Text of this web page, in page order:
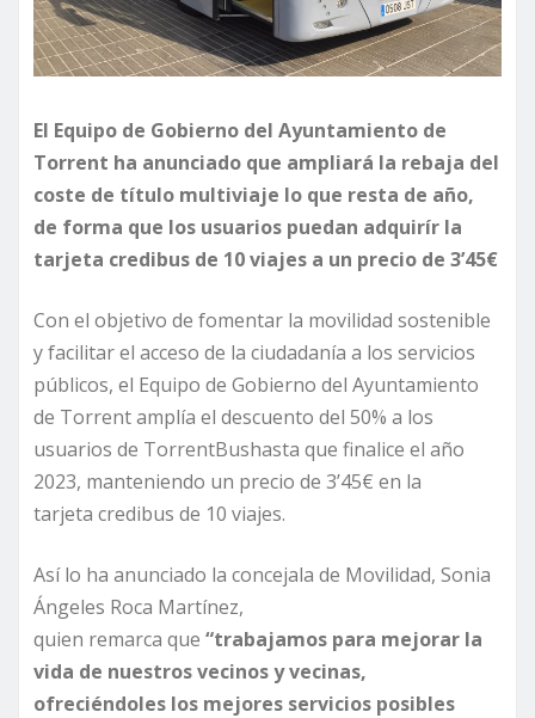
El Equipo de Gobierno del Ayuntamiento de
Torrent ha anunciado que ampliará la rebaja del
coste de título multiviaje lo que resta de año,
de forma que los usuarios puedan adquirír la
tarjeta credibus de 10 viajes a un precio de 3’45€
Con el objetivo de fomentar la movilidad sostenible
y facilitar el acceso de la ciudadanía a los servicios
públicos, el Equipo de Gobierno del Ayuntamiento
de Torrent amplía el descuento del 50% a los
usuarios de TorrentBushasta que finalice el año
2023, manteniendo un precio de 3’45€ en la
tarjeta credibus de 10 viajes.
Así lo ha anunciado la concejala de Movilidad, Sonia
Ángeles Roca Martínez,
quien remarca que “trabajamos para mejorar la
vida de nuestros vecinos y vecinas,
ofreciéndoles los mejores servicios posibles